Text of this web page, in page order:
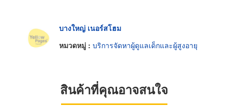
บางใหญ่ เนอร์สโฮม
หมวดหมู่ : บริการจัดหาผู้ดูแลเด็กและผู้สูงอายุ
สินค้าที่คุณอาจสนใจ